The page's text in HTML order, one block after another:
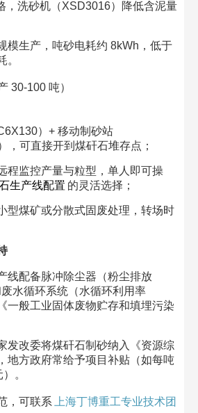
，洗砂机（XSD3016）降低含泥量
模生产，吨砂电耗约 8kWh，低于
。​
30-100 吨）​
）+ 移动制砂站
，可直接开到煤矸石堆存点；​
程监控产量与粒型，单人即可操
生产线配置 的灵活选择；​
型煤矿或分散式固废处理，转场时
线配备脉冲除尘器（粉尘排放
水循环系统（水循环利用率
一般工业固体废物贮存和填埋污染
发改委将煤矸石制砂纳入《资源综
地方政府常给予项目补贴（如每吨
。​
，可联系 上海丁博重工专业技术团